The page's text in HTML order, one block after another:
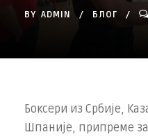
BY ADMIN БЛОГ
Боксери из Србије,
Шпаније, припреме